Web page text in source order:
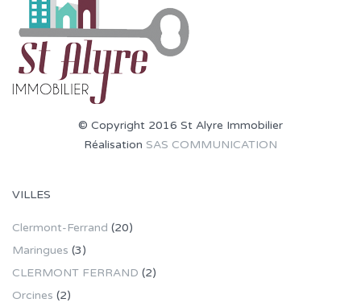
© Copyright 2016 St Alyre Immobilier
Réalisation SAS COMMUNICATION
VILLES
Clermont-Ferrand (20)
Maringues (3)
CLERMONT FERRAND (2)
Orcines (2)